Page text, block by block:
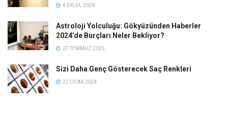
4 EYLÜL 2024
Astroloji Yolculuğu: Gökyüzünden Haberler
2024’de Burçları Neler Bekliyor?
27 TEMMUZ 2025
Sizi Daha Genç Gösterecek Saç Renkleri
22 OCAK 2024